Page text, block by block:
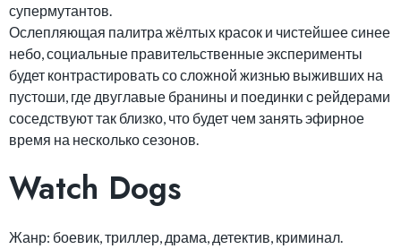
супермутантов.
Ослепляющая палитра жёлтых красок и чистейшее синее
небо, социальные правительственные эксперименты
будет контрастировать со сложной жизнью выживших на
пустоши, где двуглавые бранины и поединки с рейдерами
соседствуют так близко, что будет чем занять эфирное
время на несколько сезонов.
Watch Dogs
Жанр: боевик, триллер, драма, детектив, криминал.